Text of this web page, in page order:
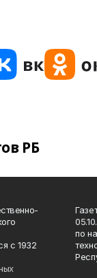
РБ
с 1932
по